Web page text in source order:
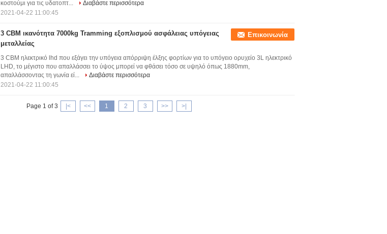
κοστούμι για τις υδατοπτ...
Διαβάστε περισσότερα
2021-04-22 11:00:45
3 CBM ικανότητα 7000kg Tramming εξοπλισμού ασφάλειας υπόγειας
μεταλλείας
Επικοινωνία
3 CBM ηλεκτρικό lhd που εξάγει την υπόγεια απόρριψη έλξης φορτίων για το υπόγειο ορυχείο 3L ηλεκτρικό
LHD, το μέγιστο που απαλλάσσει το ύψος μπορεί να φθάσει τόσο σε υψηλό όπως 1880mm,
απαλλάσσοντας τη γωνία εί...
Διαβάστε περισσότερα
2021-04-22 11:00:45
Page 1 of 3 |< << 1 2 3 >> >|